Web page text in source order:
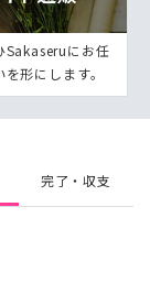
Sakaseruにお任
形にします。
完了・収支